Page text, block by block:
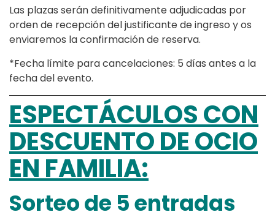
Las plazas serán definitivamente adjudicadas por
orden de recepción del justificante de ingreso y os
enviaremos la confirmación de reserva.
*Fecha límite para cancelaciones: 5 días antes a la
fecha del evento.
ESPECTÁCULOS CON
DESCUENTO DE OCIO
EN FAMILIA:
Sorteo de 5 entradas